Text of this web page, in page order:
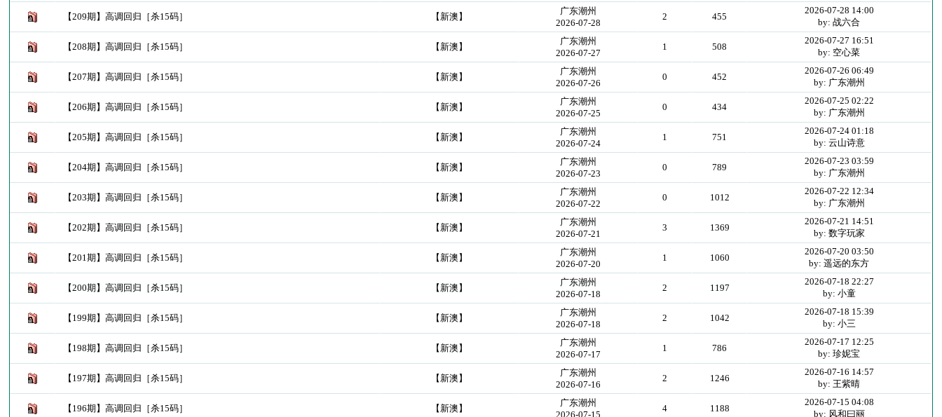
【209期】高调回归［杀15码］ 【新澳】
广东潮州
2026-07-28
2 455
2026-07-28 14:00
by: 战六合
【208期】高调回归［杀15码］ 【新澳】
广东潮州
2026-07-27
1 508
2026-07-27 16:51
by: 空心菜
【207期】高调回归［杀15码］ 【新澳】
广东潮州
2026-07-26
0 452
2026-07-26 06:49
by: 广东潮州
【206期】高调回归［杀15码］ 【新澳】
广东潮州
2026-07-25
0 434
2026-07-25 02:22
by: 广东潮州
【205期】高调回归［杀15码］ 【新澳】
广东潮州
2026-07-24
1 751
2026-07-24 01:18
by: 云山诗意
【204期】高调回归［杀15码］ 【新澳】
广东潮州
2026-07-23
0 789
2026-07-23 03:59
by: 广东潮州
【203期】高调回归［杀15码］ 【新澳】
广东潮州
2026-07-22
0 1012
2026-07-22 12:34
by: 广东潮州
【202期】高调回归［杀15码］ 【新澳】
广东潮州
2026-07-21
3 1369
2026-07-21 14:51
by: 数字玩家
【201期】高调回归［杀15码］ 【新澳】
广东潮州
2026-07-20
1 1060
2026-07-20 03:50
by: 遥远的东方
【200期】高调回归［杀15码］ 【新澳】
广东潮州
2026-07-18
2 1197
2026-07-18 22:27
by: 小童
【199期】高调回归［杀15码］ 【新澳】
广东潮州
2026-07-18
2 1042
2026-07-18 15:39
by: 小三
【198期】高调回归［杀15码］ 【新澳】
广东潮州
2026-07-17
1 786
2026-07-17 12:25
by: 珍妮宝
【197期】高调回归［杀15码］ 【新澳】
广东潮州
2026-07-16
2 1246
2026-07-16 14:57
by: 王紫晴
【196期】高调回归［杀15码］ 【新澳】
广东潮州
2026-07-15
4 1188
2026-07-15 04:08
by: 风和曰丽